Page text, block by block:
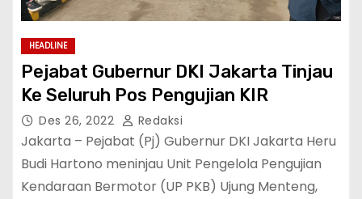
HEADLINE
Pejabat Gubernur DKI Jakarta Tinjau
Ke Seluruh Pos Pengujian KIR
Des 26, 2022 Redaksi
Jakarta – Pejabat (Pj) Gubernur DKI Jakarta Heru
Budi Hartono meninjau Unit Pengelola Pengujian
Kendaraan Bermotor (UP PKB) Ujung Menteng,